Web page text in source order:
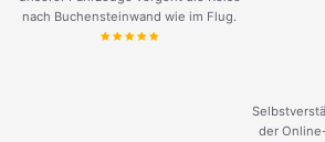
nach Buchensteinwand wie im Flug.
der